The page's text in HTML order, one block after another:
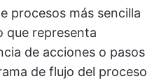
procesos más sencilla
que representa
de acciones o pasos
de flujo del proceso